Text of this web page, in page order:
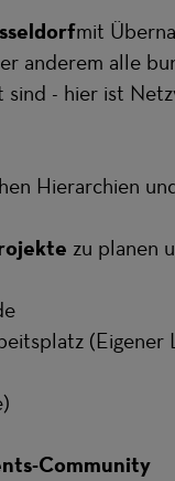
mit
anderem alle
- hier ist
Hierarchien
zu planen
(Eigener
Community